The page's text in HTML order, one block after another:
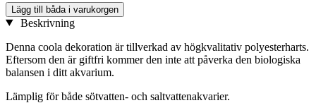
Lägg till båda i varukorgen
Beskrivning
Denna coola dekoration är tillverkad av högkvalitativ polyesterharts.
Eftersom den är giftfri kommer den inte att påverka den biologiska
balansen i ditt akvarium.
Lämplig för både sötvatten- och saltvattenakvarier.